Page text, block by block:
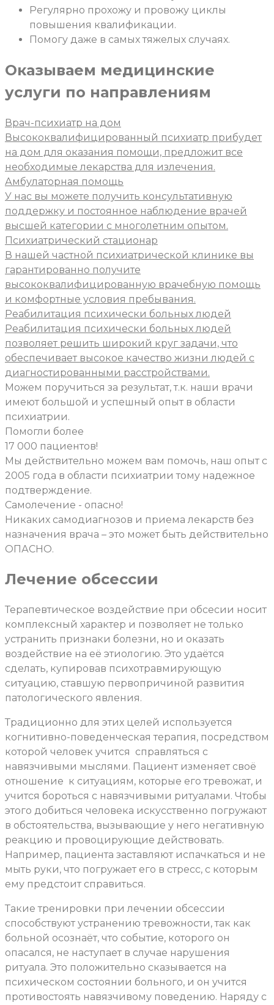
Регулярно прохожу и провожу циклы
повышения квалификации.
Помогу даже в самых тяжелых случаях.
Оказываем медицинские
услуги по направлениям
Врач-психиатр на дом
Высококвалифицированный психиатр прибудет
на дом для оказания помощи, предложит все
необходимые лекарства для излечения.
Амбулаторная помощь
У нас вы можете получить консультативную
поддержку и постоянное наблюдение врачей
высшей категории с многолетним опытом.
Психиатрический стационар
В нашей частной психиатрической клинике вы
гарантированно получите
высококвалифицированную врачебную помощь
и комфортные условия пребывания.
Реабилитация психически больных людей
Реабилитация психически больных людей
позволяет решить широкий круг задачи, что
обеспечивает высокое качество жизни людей с
диагностированными расстройствами.
Можем поручиться за результат, т.к. наши врачи
имеют большой и успешный опыт в области
психиатрии.
Помогли более
17 000 пациентов!
Мы действительно можем вам помочь, наш опыт с
2005 года в области психиатрии тому надежное
подтверждение.
Самолечение - опасно!
Никаких самодиагнозов и приема лекарств без
назначения врача – это может быть действительно
ОПАСНО.
Лечение обсессии
Терапевтическое воздействие при обсесии носит
комплексный характер и позволяет не только
устранить признаки болезни, но и оказать
воздействие на её этиологию. Это удаётся
сделать, купировав психотравмирующую
ситуацию, ставшую первопричиной развития
патологического явления.
Традиционно для этих целей используется
когнитивно-поведенческая терапия, посредством
которой человек учится справляться с
навязчивыми мыслями. Пациент изменяет своё
отношение к ситуациям, которые его тревожат, и
учится бороться с навязчивыми ритуалами. Чтобы
этого добиться человека искусственно погружают
в обстоятельства, вызывающие у него негативную
реакцию и провоцирующие действовать.
Например, пациента заставляют испачкаться и не
мыть руки, что погружает его в стресс, с которым
ему предстоит справиться.
Такие тренировки при лечении обсессии
способствуют устранению тревожности, так как
больной осознаёт, что событие, которого он
опасался, не наступает в случае нарушения
ритуала. Это положительно сказывается на
психическом состоянии больного, и он учится
противостоять навязчивому поведению. Наряду с